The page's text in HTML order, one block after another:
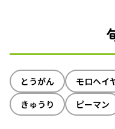
とうがん モロヘイ
きゅうり
ピーマン